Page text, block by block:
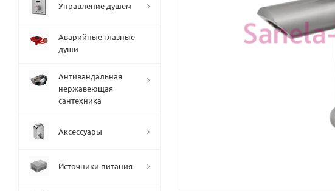
Управление душем
Аварийные глазные
души
Антивандальная
нержавеющая
сантехника
Аксессуары
Источники питания